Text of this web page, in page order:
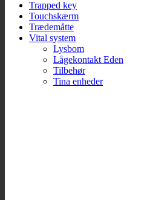
Trapped key
Touchskærm
Trædemåtte
Vital system
Lysbom
Lågekontakt Eden
Tilbehør
Tina enheder